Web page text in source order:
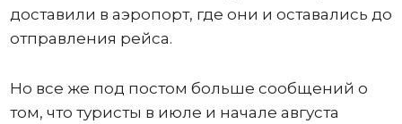
доставили в аэропорт, где они и оставались до
отправления рейса.
Но все же под постом больше сообщений о
том, что туристы в июле и начале августа